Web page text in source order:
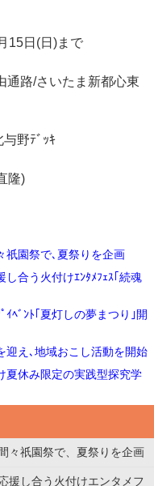
15日(日)まで
通路/さいたま新都心東
野ﾃﾞｯｷ
)
祇園祭で､夏祭りを企画
し合う火付けｴﾝﾀﾒﾌｪｽ｢続魂
ｲﾍﾞﾝﾄ｢夏灯しの夢まつり｣開
迎え､地域おこし活動を開始
夏休み限定の実践型探究学
々祇園祭で、夏祭りを企画
援し合う火付けエンタメフ